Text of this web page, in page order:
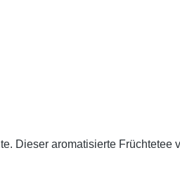
Dieser aromatisierte Früchtetee